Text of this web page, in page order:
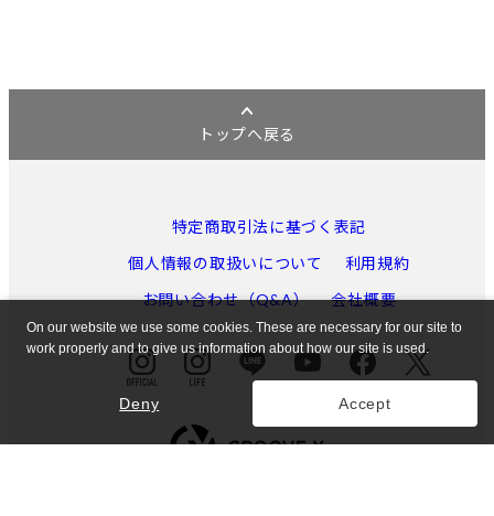
トップへ戻る
特定商取引法に基づく表記
個人情報の取扱いについて
利用規約
お問い合わせ（Q&A）
会社概要
On our website we use some cookies. These are necessary for our site to
work properly and to give us information about how our site is used.
Deny Accept